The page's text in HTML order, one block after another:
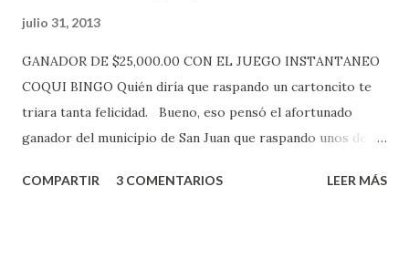
julio 31, 2013
GANADOR DE $25,000.00 CON EL JUEGO INSTANTANEO
COQUI BINGO Quién diría que raspando un cartoncito te
triara tanta felicidad. Bueno, eso pensó el afortunado
ganador del municipio de San Juan que raspando unos de
obtuvo un premio de $25,000,00 dólares. Este es el anuncio
COMPARTIR 3 COMENTARIOS LEER MÁS